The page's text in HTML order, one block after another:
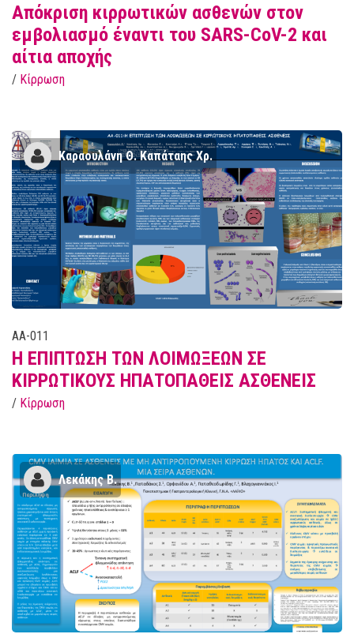
Απόκριση κιρρωτικών ασθενών στον
εμβολιασμό έναντι του SARS-CoV-2 και
αίτια αποχής
/ Κίρρωση
Kαραουλάνη Θ. Καπάταης Χρ.
AA-011
Η ΕΠΙΠΤΩΣΗ ΤΩΝ ΛΟΙΜΩΞΕΩΝ ΣΕ
ΚΙΡΡΩΤΙΚOYΣ ΗΠΑΤΟΠΑΘΕΙΣ ΑΣΘΕΝΕΙΣ
/ Κίρρωση
Λεκάκης Β.